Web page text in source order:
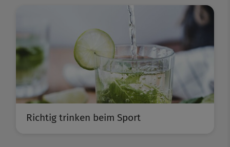
Richtig trinken beim Sport